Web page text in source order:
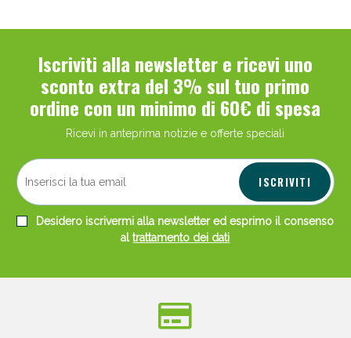
Iscriviti alla newsletter e ricevi uno
sconto extra del 3% sul tuo primo
ordine con un minimo di 60€ di spesa
Ricevi in anteprima notizie e offerte speciali
ISCRIVITI
Desidero iscrivermi alla newsletter ed esprimo il consenso
altrattamento dei dati